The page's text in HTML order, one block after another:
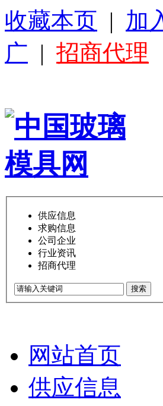
收藏本页 | 加
广 | 招商代理
供应信息
求购信息
公司企业
行业资讯
招商代理
搜索
网站首页
供应信息